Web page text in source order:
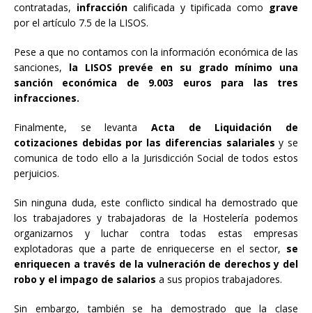
contratadas, infracción calificada y tipificada como grave
por el artículo 7.5 de la LISOS.
Pese a que no contamos con la información económica de las
sanciones, la LISOS prevée en su grado mínimo una
sanción económica de 9.003 euros para las tres
infracciones.
Finalmente, se levanta Acta de Liquidación de
cotizaciones debidas por las diferencias salariales y se
comunica de todo ello a la Jurisdicción Social de todos estos
perjuicios.
Sin ninguna duda, este conflicto sindical ha demostrado que
los trabajadores y trabajadoras de la Hostelería podemos
organizarnos y luchar contra todas estas empresas
explotadoras que a parte de enriquecerse en el sector, se
enriquecen a través de la vulneración de derechos y del
robo y el impago de salarios a sus propios trabajadores.
Sin embargo, también se ha demostrado que la clase